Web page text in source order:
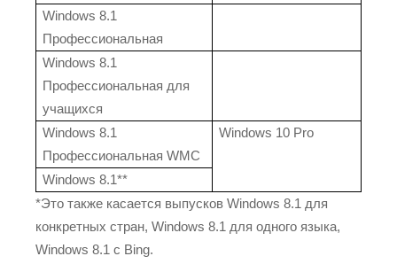
Windows 8.1
Профессиональная
Windows 8.1
Профессиональная для
учащихся
Windows 8.1
Профессиональная WMC
Windows 10 Pro
Windows 8.1**
*Это также касается выпусков Windows 8.1 для
конкретных стран, Windows 8.1 для одного языка,
Windows 8.1 с Bing.